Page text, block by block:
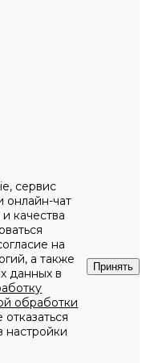
сервис
онлайн-чат
качества
на
а также
данных в
обработки
настройки
Принять